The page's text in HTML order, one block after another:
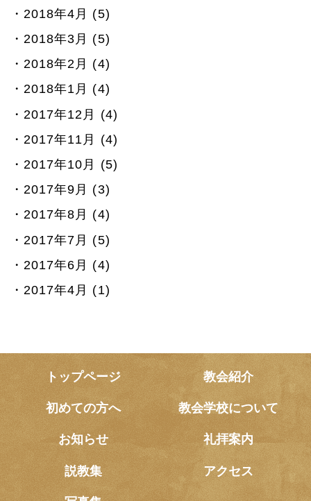
2018年4月 (5)
2018年3月 (5)
2018年2月 (4)
2018年1月 (4)
2017年12月 (4)
2017年11月 (4)
2017年10月 (5)
2017年9月 (3)
2017年8月 (4)
2017年7月 (5)
2017年6月 (4)
2017年4月 (1)
トップページ 教会紹介
初めての方へ 教会学校について
お知らせ 礼拝案内
説教集 アクセス